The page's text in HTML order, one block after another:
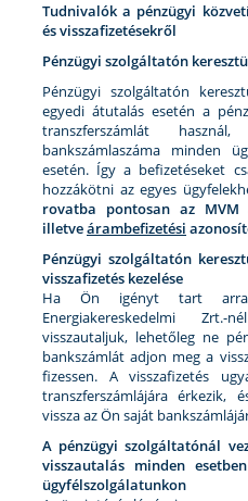
Tudnivalók a pénzügyi
és visszafizetésekről
Pénzügyi szolgáltatón
Pénzügyi szolgáltatón
egyedi átutalás esetén a
transzferszámlát
bankszámlaszáma minden
esetén. Így a befizetéseket
hozzákötni az egyes
rovatba pontosan az
illetveárambefizetési
Pénzügyi szolgáltatón
visszafizetés kezelése
Ha Ön igényt tart
Energiakereskedelmi
visszautaljuk, lehetőleg ne
bankszámlát adjon meg a
fizessen. A visszafizetés
transzferszámlájára érkezik,
vissza az Ön saját
A pénzügyi szolgáltatónál
visszautalás minden
ügyfélszolgálatunkon